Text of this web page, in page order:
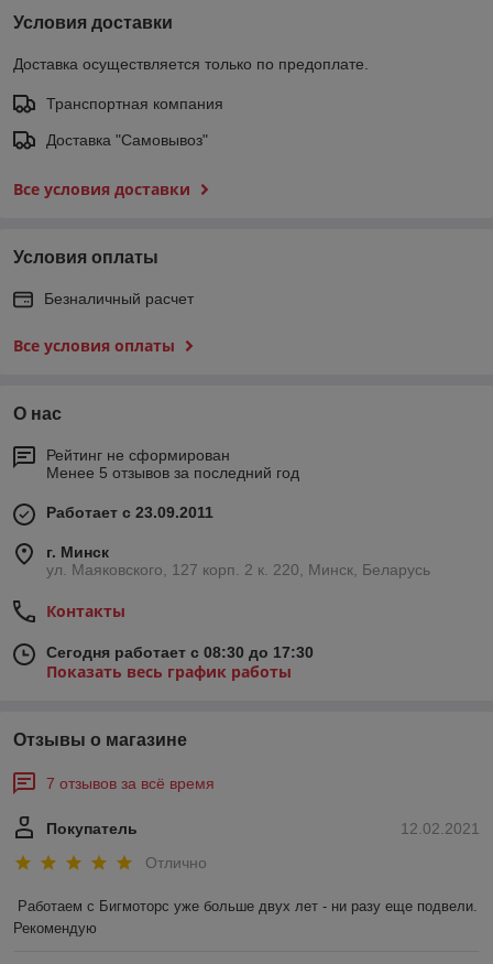
Условия доставки
Доставка осуществляется только по предоплате.
Транспортная компания
Доставка "Самовывоз"
Все условия доставки
Условия оплаты
Безналичный расчет
Все условия оплаты
О нас
Рейтинг не сформирован
Менее 5 отзывов за последний год
Работает с 23.09.2011
г. Минск
ул. Маяковского, 127 корп. 2 к. 220, Минск, Беларусь
Контакты
Сегодня работает с 08:30 до 17:30
Показать весь график работы
Отзывы о магазине
7 отзывов за всё время
12.02.2021
Покупатель
Отлично
Работаем с Бигмоторс уже больше двух лет - ни разу еще подвели.
Рекомендую